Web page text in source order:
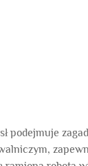
podejmuje